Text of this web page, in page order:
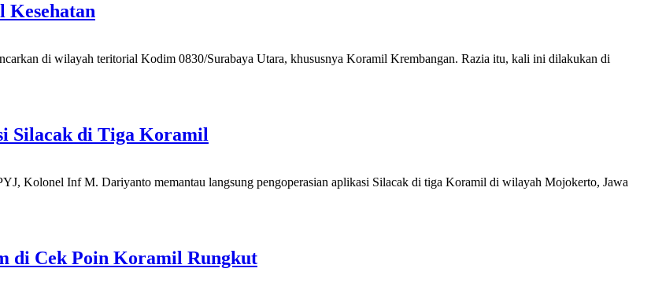
di wilayah teritorial Kodim 0830/Surabaya Utara, khususnya Koramil Krembangan. Razia itu, kali ini dilakukan di
Silacak di Tiga Koramil
Kolonel Inf M. Dariyanto memantau langsung pengoperasian aplikasi Silacak di tiga Koramil di wilayah Mojokerto, Jawa
di Cek Poin Koramil Rungkut